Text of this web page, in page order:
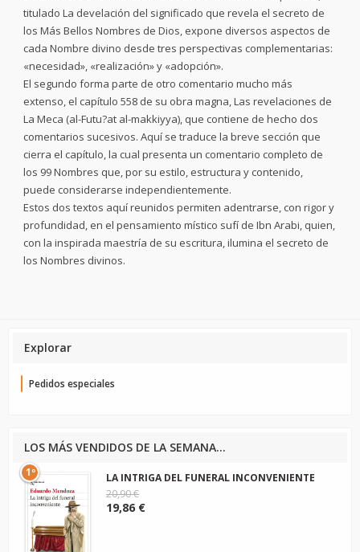
titulado La develación del significado que revela el secreto de
los Más Bellos Nombres de Dios, expone diversos aspectos de
cada Nombre divino desde tres perspectivas complementarias:
«necesidad», «realización» y «adopción».
El segundo forma parte de otro comentario mucho más
extenso, el capítulo 558 de su obra magna, Las revelaciones de
La Meca (al-Futu?at al-makkiyya), que contiene de hecho dos
comentarios sucesivos. Aquí se traduce la breve sección que
cierra el capítulo, la cual presenta un comentario completo de
los 99 Nombres que, por su estilo, estructura y contenido,
puede considerarse independientemente.
Estos dos textos aquí reunidos permiten adentrarse, con rigor y
profundidad, en el pensamiento místico sufí de Ibn Arabi, quien,
con la inspirada maestría de su escritura, ilumina el secreto de
los Nombres divinos.
Explorar
Pedidos especiales
LOS MÁS VENDIDOS DE LA SEMANA...
1º
LA INTRIGA DEL FUNERAL INCONVENIENTE
20,90 €
19,86 €